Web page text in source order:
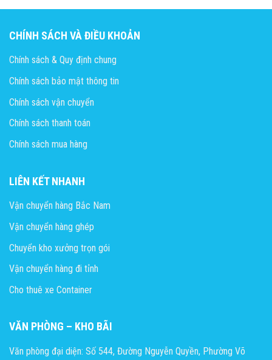
CHÍNH SÁCH VÀ ĐIỀU KHOẢN
Chính sách & Quy định chung
Chính sách bảo mật thông tin
Chính sách vận chuyển
Chính sách thanh toán
Chính sách mua hàng
LIÊN KẾT NHANH
Vận chuyển hàng Bắc Nam
Vận chuyển hàng ghép
Chuyển kho xưởng trọn gói
Vận chuyển hàng đi tỉnh
Cho thuê xe Container
VĂN PHÒNG – KHO BÃI
Văn phòng đại diện: Số 544, Đường Nguyễn Quyền, Phường Võ